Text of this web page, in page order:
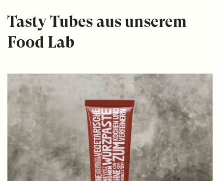
Tasty Tubes aus unserem
Food Lab